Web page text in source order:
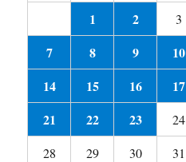
1
2 3
7 8 9 10
14 15 16 17
21 22 23 24
28
29 30
31